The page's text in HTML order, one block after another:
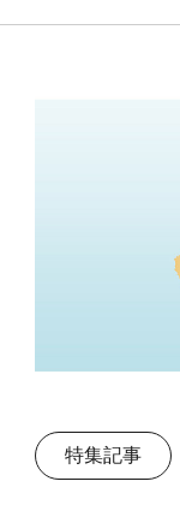
特集記事